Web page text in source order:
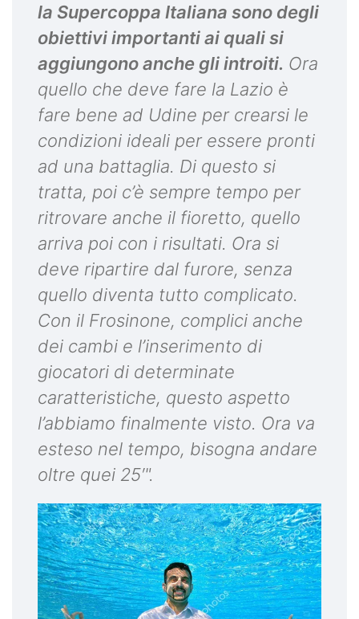
la Supercoppa Italiana sono degli
obiettivi importanti ai quali si
aggiungono anche gli introiti. Ora
quello che deve fare la Lazio è
fare bene ad Udine per crearsi le
condizioni ideali per essere pronti
ad una battaglia. Di questo si
tratta, poi c’è sempre tempo per
ritrovare anche il fioretto, quello
arriva poi con i risultati. Ora si
deve ripartire dal furore, senza
quello diventa tutto complicato.
Con il Frosinone, complici anche
dei cambi e l’inserimento di
giocatori di determinate
caratteristiche, questo aspetto
l’abbiamo finalmente visto. Ora va
esteso nel tempo, bisogna andare
oltre quei 25′".